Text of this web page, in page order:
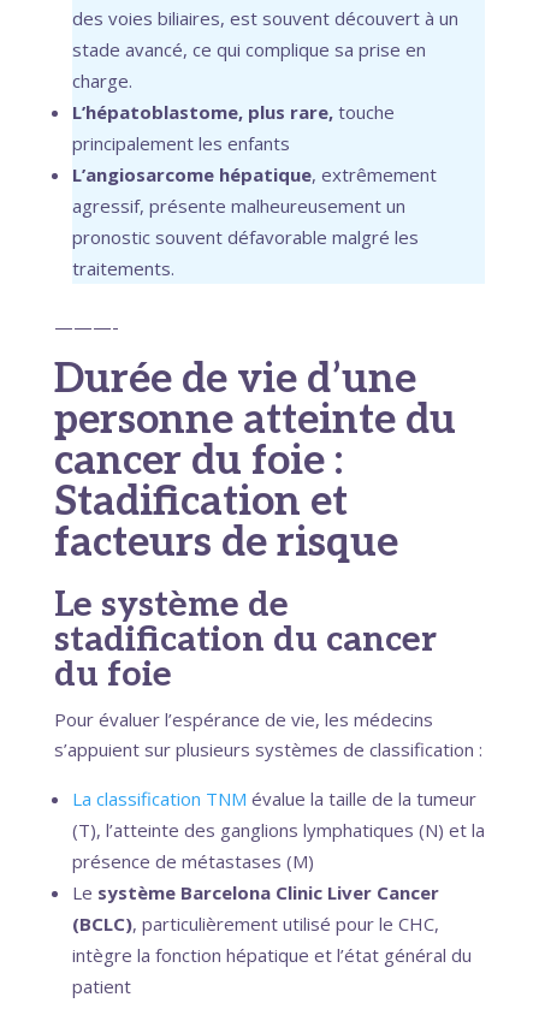
des voies biliaires, est souvent découvert à un
stade avancé, ce qui complique sa prise en
charge.
L’hépatoblastome, plus rare,touche
principalement les enfants
L’angiosarcome hépatique, extrêmement
agressif, présente malheureusement un
pronostic souvent défavorable malgré les
traitements.
———-
Durée de vie d’une
personne atteinte du
cancer du foie :
Stadification et
facteurs de risque
Le système de
stadification du cancer
du foie
Pour évaluer l’espérance de vie, les médecins
s’appuient sur plusieurs systèmes de classification :
La classification TNM évalue la taille de la tumeur
(T), l’atteinte des ganglions lymphatiques (N) et la
présence de métastases (M)
Le système Barcelona Clinic Liver Cancer
(BCLC), particulièrement utilisé pour le CHC,
intègre la fonction hépatique et l’état général du
patient